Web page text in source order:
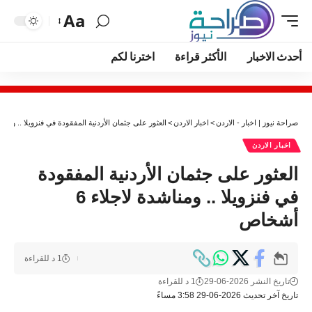
Aa
أحدث الاخبار الأكثر قراءة اخترنا لكم
صراحة نيوز | اخبار - الاردن> اخبار الاردن> العثور على جثمان الأردنية المفقودة في فنزويلا .. ومناشدة
اخبار الاردن
العثور على جثمان الأردنية المفقودة
في فنزويلا .. ومناشدة لاجلاء 6
أشخاص
تاريخ آخر تحديث 2026-06-29 3:58 مساءً
تاريخ النشر 2026-06-29 1 د للقراءة
1 د للقراءة